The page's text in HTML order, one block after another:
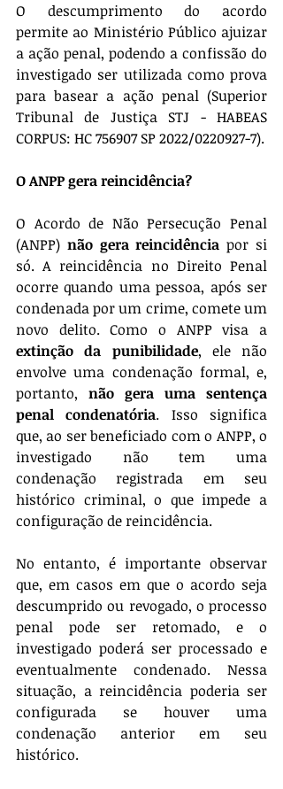
O descumprimento do acordo
permite ao Ministério Público ajuizar
a ação penal, podendo a confissão do
investigado ser utilizada como prova
para basear a ação penal (Superior
Tribunal de Justiça STJ - HABEAS
CORPUS: HC 756907 SP 2022/0220927-7).
O ANPP gera reincidência?
O Acordo de Não Persecução Penal
(ANPP) não gera reincidência por si
só. A reincidência no Direito Penal
ocorre quando uma pessoa, após ser
condenada por um crime, comete um
extinção da punibilidade, ele não
envolve uma condenação formal, e,
portanto, não gera uma sentença
penal condenatória. Isso significa
que, ao ser beneficiado com o ANPP, o
investigado não tem uma
condenação registrada em seu
histórico criminal, o que impede a
configuração de reincidência.
No entanto, é importante observar
que, em casos em que o acordo seja
descumprido ou revogado, o processo
penal pode ser retomado, e o
investigado poderá ser processado e
eventualmente condenado. Nessa
situação, a reincidência poderia ser
configurada se houver uma
condenação anterior em seu
histórico.